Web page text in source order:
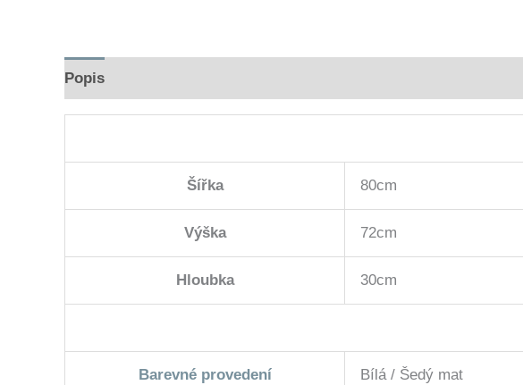
Popis
Šířka 80cm
Výška 72cm
Hloubka 30cm
Barevné provedení Bílá / Šedý mat